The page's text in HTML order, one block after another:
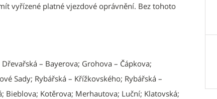
vyřízené platné vjezdové oprávnění. Bez tohoto
– Bayerova; Grohova – Čápkova;
Sady; Rybářská – Křížkovského; Rybářská –
Bieblova; Kotěrova; Merhautova; Luční; Klatovská;